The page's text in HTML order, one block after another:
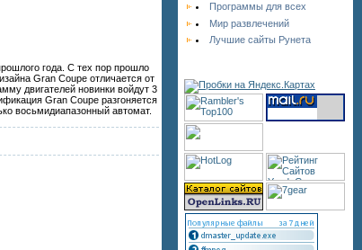
года. С тех пор прошло
Gran Coupe отличается от
двигателей новинки войдут 3
Gran Coupe разгоняется
восьмидиапазонный автомат.
Программы для всех
Мир развлечений
Лучшие сайты Рунета